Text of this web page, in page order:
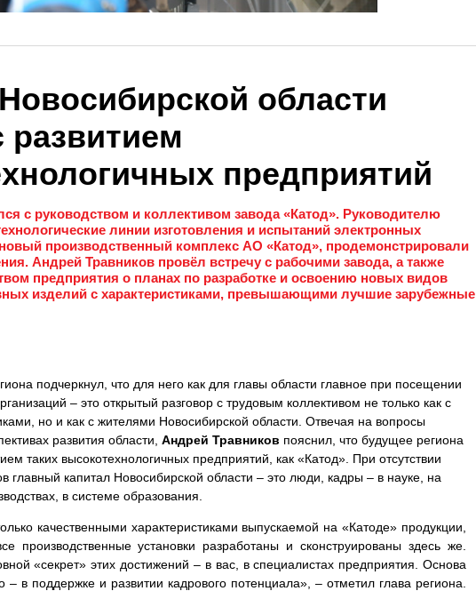
области
развитием
предприятий
с руководством и коллективом завода «Катод». Руководителю
линии изготовления и испытаний электронных
производственный комплекс АО «Катод», продемонстрировали
Андрей Травников провёл встречу с рабочими завода, а также
предприятия о планах по разработке и освоению новых видов
изделий с характеристиками, превышающими лучшие зарубежные
подчеркнул, что для него как для главы области главное при посещении
– это открытый разговор с трудовым коллективом не только как с
но и как с жителями Новосибирской области. Отвечая на вопросы
развития области, Андрей Травников пояснил, что будущее региона
таких высокотехнологичных предприятий, как «Катод». При отсутствии
главный капитал Новосибирской области – это люди, кадры – в науке, на
в системе образования.
качественными характеристиками выпускаемой на «Катоде» продукции,
производственные установки разработаны и сконструированы здесь же.
«секрет» этих достижений – в вас, в специалистах предприятия. Основа
– в поддержке и развитии кадрового потенциала», – отметил глава региона.